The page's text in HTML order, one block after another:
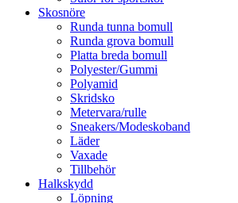
Skosnöre
Runda tunna bomull
Runda grova bomull
Platta breda bomull
Polyester/Gummi
Polyamid
Skridsko
Metervara/rulle
Sneakers/Modeskoband
Läder
Vaxade
Tillbehör
Halkskydd
Löpning